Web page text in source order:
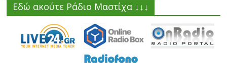
Εδώ ακούτε Ράδιο Μαστίχα ↓↓↓